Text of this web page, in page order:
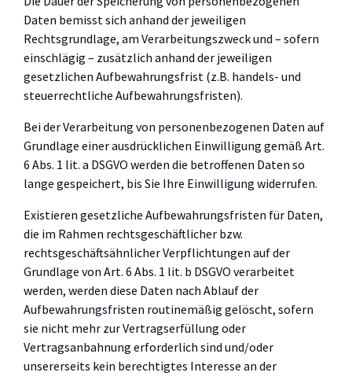
Daten bemisst sich anhand der jeweiligen
Rechtsgrundlage, am Verarbeitungszweck und – sofern
einschlägig – zusätzlich anhand der jeweiligen
gesetzlichen Aufbewahrungsfrist (z.B. handels- und
steuerrechtliche Aufbewahrungsfristen).
Bei der Verarbeitung von personenbezogenen Daten auf
Grundlage einer ausdrücklichen Einwilligung gemäß Art.
6 Abs. 1 lit. a DSGVO werden die betroffenen Daten so
lange gespeichert, bis Sie Ihre Einwilligung widerrufen.
Existieren gesetzliche Aufbewahrungsfristen für Daten,
die im Rahmen rechtsgeschäftlicher bzw.
rechtsgeschäftsähnlicher Verpflichtungen auf der
Grundlage von Art. 6 Abs. 1 lit. b DSGVO verarbeitet
werden, werden diese Daten nach Ablauf der
Aufbewahrungsfristen routinemäßig gelöscht, sofern
sie nicht mehr zur Vertragserfüllung oder
Vertragsanbahnung erforderlich sind und/oder
unsererseits kein berechtigtes Interesse an der